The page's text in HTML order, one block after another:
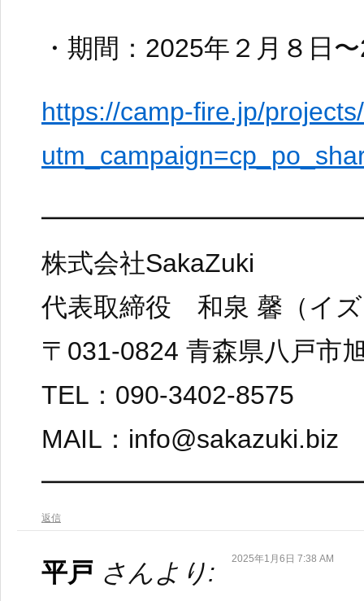
・期間：2025年２月８日
https://camp-fire.jp/
株式会社SakaZuki
代表取締役 和泉 馨（イ
〒031-0824 青森県八戸市
TEL：090-3402-8575
MAIL：info@sakazuki.biz
返信
平戸 さんより: 2025年1月6日 7:38 AM